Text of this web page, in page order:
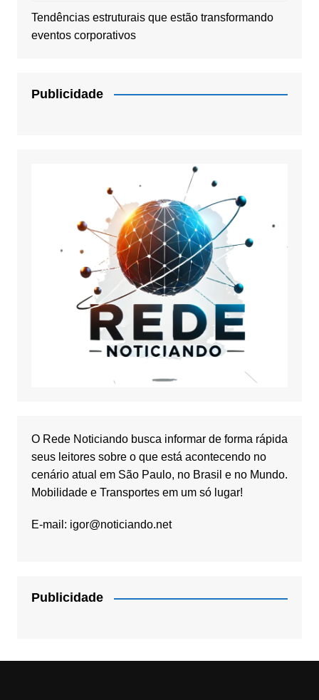
Tendências estruturais que estão transformando
eventos corporativos
Publicidade
O Rede Noticiando busca informar de forma rápida
seus leitores sobre o que está acontecendo no
cenário atual em São Paulo, no Brasil e no Mundo.
Mobilidade e Transportes em um só lugar!
E-mail: igor@noticiando.net
Publicidade